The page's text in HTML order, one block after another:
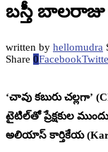
బస్తీ
written by hellomudra
Share 0Facebook
‘చావు కబురు చల్లగా’
టైటిల్‌తో ప్రేక్షకుల
అలియాస్‌ కార్తికేయ